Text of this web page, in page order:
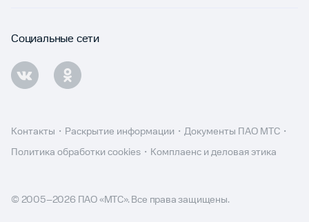
Социальные сети
© 2005–2026 ПАО «МТС». Все права защищены.
Контакты Раскрытие информации
Документы ПАО МТС
Политика обработки cookies
Комплаенс и деловая этика